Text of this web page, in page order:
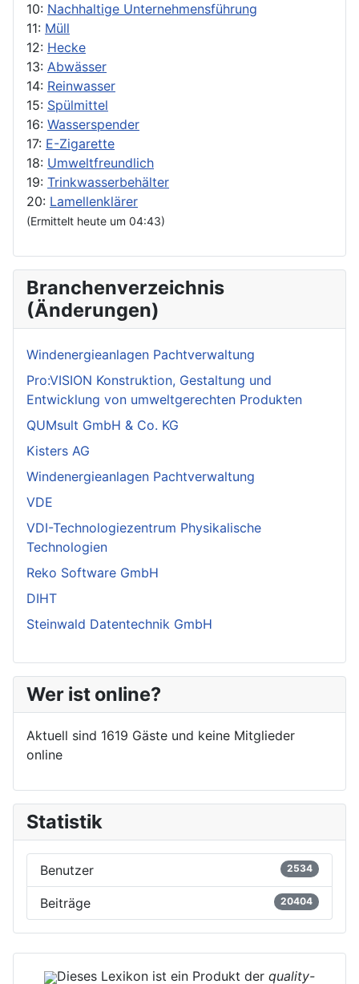
10: Nachhaltige Unternehmensführung
11: Müll
12: Hecke
13: Abwässer
14: Reinwasser
15: Spülmittel
16: Wasserspender
17: E-Zigarette
18: Umweltfreundlich
19: Trinkwasserbehälter
20: Lamellenklärer
(Ermittelt heute um 04:43)
Branchenverzeichnis
(Änderungen)
Windenergieanlagen Pachtverwaltung
Pro:VISION Konstruktion, Gestaltung und
Entwicklung von umweltgerechten Produkten
QUMsult GmbH & Co. KG
Kisters AG
Windenergieanlagen Pachtverwaltung
VDE
VDI-Technologiezentrum Physikalische
Technologien
Reko Software GmbH
DIHT
Steinwald Datentechnik GmbH
Wer ist online?
Aktuell sind 1619 Gäste und keine Mitglieder
online
Statistik
Benutzer 2534
Beiträge 20404
Dieses Lexikon ist ein Produkt der quality-